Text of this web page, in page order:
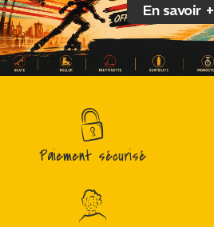
En savoir +
Paiement sécurisé